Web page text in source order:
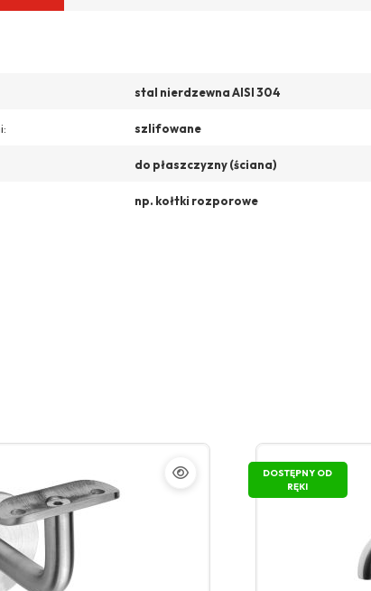
stal nierdzewna AISI 304
szlifowane
do płaszczyzny (ściana)
np. kołtki rozporowe
DOSTĘPNY OD
RĘKI